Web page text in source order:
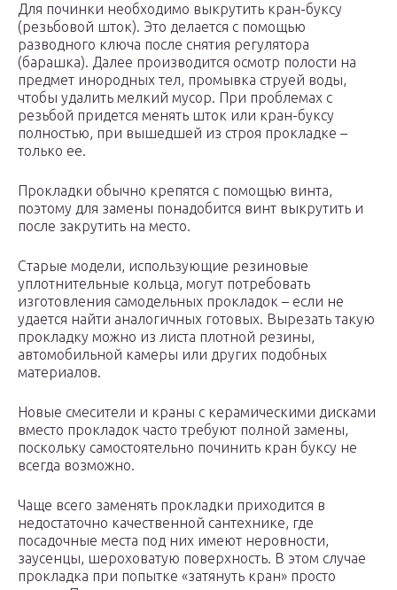
Для починки необходимо выкрутить кран-буксу
(резьбовой шток). Это делается с помощью
разводного ключа после снятия регулятора
(барашка). Далее производится осмотр полости на
предмет инородных тел, промывка струей воды,
чтобы удалить мелкий мусор. При проблемах с
резьбой придется менять шток или кран-буксу
полностью, при вышедшей из строя прокладке –
только ее.
Прокладки обычно крепятся с помощью винта,
поэтому для замены понадобится винт выкрутить и
после закрутить на место.
Старые модели, использующие резиновые
уплотнительные кольца, могут потребовать
изготовления самодельных прокладок – если не
удается найти аналогичных готовых. Вырезать такую
прокладку можно из листа плотной резины,
автомобильной камеры или других подобных
материалов.
Новые смесители и краны с керамическими дисками
вместо прокладок часто требуют полной замены,
поскольку самостоятельно починить кран буксу не
всегда возможно.
Чаще всего заменять прокладки приходится в
недостаточно качественной сантехнике, где
посадочные места под них имеют неровности,
заусенцы, шероховатую поверхность. В этом случае
прокладка при попытке «затянуть кран» просто